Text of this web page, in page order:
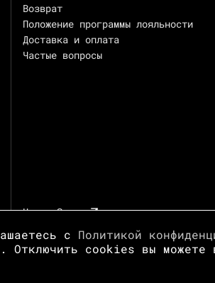
Возврат
Положение программы лояльности
Доставка и оплата
Частые вопросы
Центр Зотов
с Политикой
Отключить cookies вы можете